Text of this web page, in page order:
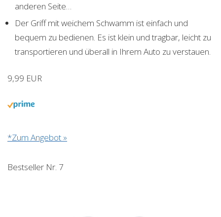
anderen Seite…
Der Griff mit weichem Schwamm ist einfach und
bequem zu bedienen. Es ist klein und tragbar, leicht zu
transportieren und überall in Ihrem Auto zu verstauen.
9,99 EUR
*Zum Angebot »
Bestseller Nr. 7